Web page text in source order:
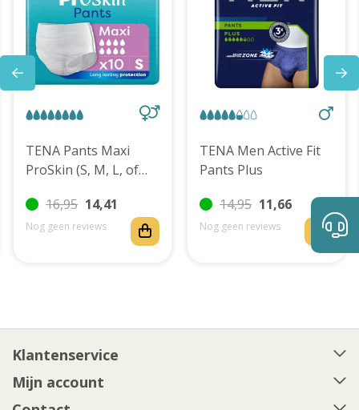
TENA Pants Maxi
ProSkin (S, M, L, of
16,95 14,41
Nog geen reviews
TENA Men Active Fit
Pants Plus
14,95 11,66
Nog geen reviews
Klantenservice
Mijn account